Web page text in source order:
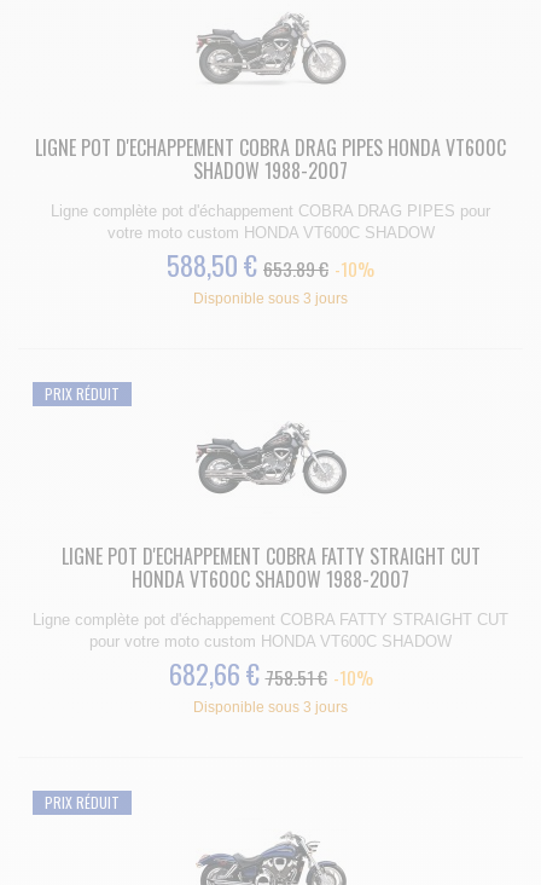
LIGNE POT D'ECHAPPEMENT COBRA DRAG PIPES HONDA VT600C
SHADOW 1988-2007
Ligne complète pot d'échappement COBRA DRAG PIPES pour
votre moto custom HONDA VT600C SHADOW
588,50 € 653.89 € -10%
Disponible sous 3 jours
PRIX RÉDUIT
LIGNE POT D'ECHAPPEMENT COBRA FATTY STRAIGHT CUT
HONDA VT600C SHADOW 1988-2007
Ligne complète pot d'échappement COBRA FATTY STRAIGHT CUT
pour votre moto custom HONDA VT600C SHADOW
682,66 € 758.51 € -10%
Disponible sous 3 jours
PRIX RÉDUIT